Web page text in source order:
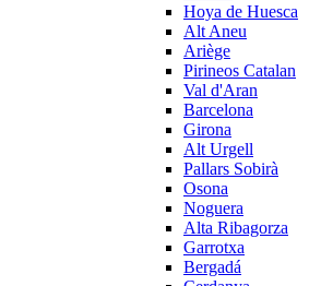
Hoya de Huesca
Alt Aneu
Ariège
Pirineos Catalan
Val d'Aran
Barcelona
Girona
Alt Urgell
Pallars Sobirà
Osona
Noguera
Alta Ribagorza
Garrotxa
Bergadá